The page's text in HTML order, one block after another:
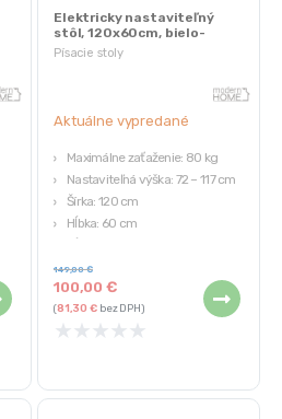
Písacie stoly
Elektricky nastaviteľný
stôl, 120x60cm, bielo-
čierny | ModernHome
Aktuálne vypredané
Maximálne zaťaženie: 80 kg
Nastaviteľná výška: 72 – 117 cm
Šírka: 120 cm
Hĺbka: 60 cm
100,00€
149,00€
(81,30€bez DPH)
★ ★ ★ ★ ★